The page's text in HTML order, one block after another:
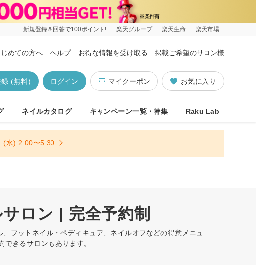
新規登録＆回答で100ポイント! 楽天グループ 楽天生命 楽天市場
じめての方へ ヘルプ お得な情報を受け取る 掲載ご希望のサロン様
お気に入り
マイクーポン
ログイン
録 (無料)
ネイルカタログ キャンペーン一覧・特集 Raku Lab
(水) 2:00〜5:30
ロン | 完全予約制
フットネイル・ペディキュア、ネイルオフなどの得意メニュ
きるサロンもあります。